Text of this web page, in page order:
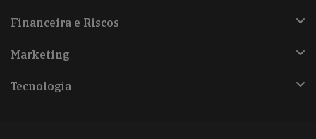
Financeira e Riscos
Marketing
Tecnologia